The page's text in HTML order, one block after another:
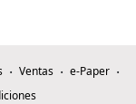
Ventas
e-Paper